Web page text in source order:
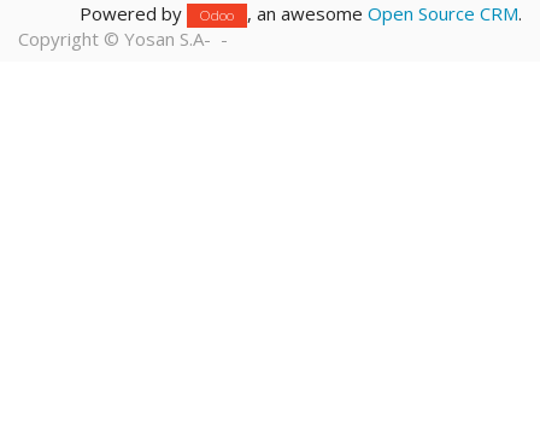
Powered by Odoo , an awesome Open Source CRM.
Copyright © Yosan S.A- -